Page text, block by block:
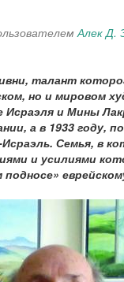
Алек Д.
талант
но и мировом
Исраэля и Мины
а в 1933 году,
Семья, в
и усилиями